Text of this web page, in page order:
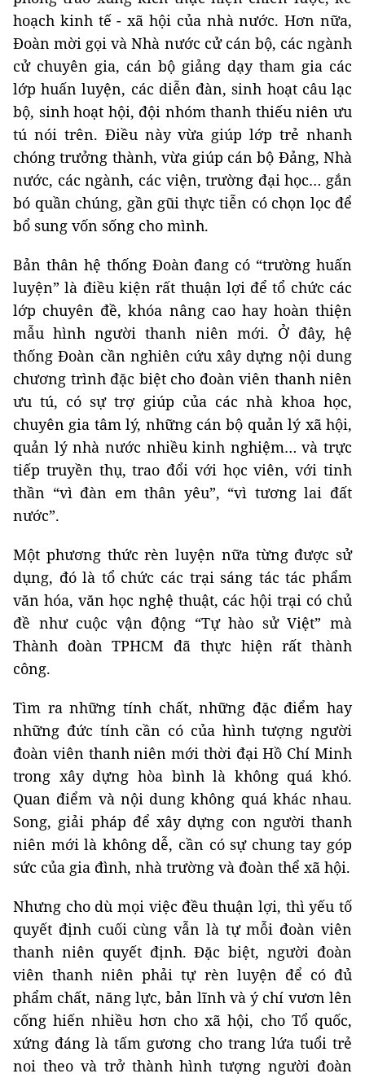
hoạch kinh tế - xã hội của nhà nước. Hơn nữa,
Đoàn mời gọi và Nhà nước cử cán bộ, các ngành
cử chuyên gia, cán bộ giảng dạy tham gia các
lớp huấn luyện, các diễn đàn, sinh hoạt câu lạc
bộ, sinh hoạt hội, đội nhóm thanh thiếu niên ưu
tú nói trên. Điều này vừa giúp lớp trẻ nhanh
chóng trưởng thành, vừa giúp cán bộ Đảng, Nhà
nước, các ngành, các viện, trường đại học… gắn
bó quần chúng, gần gũi thực tiễn có chọn lọc để
bổ sung vốn sống cho mình.
Bản thân hệ thống Đoàn đang có “trường huấn
luyện” là điều kiện rất thuận lợi để tổ chức các
lớp chuyên đề, khóa nâng cao hay hoàn thiện
mẫu hình người thanh niên mới. Ở đây, hệ
thống Đoàn cần nghiên cứu xây dựng nội dung
chương trình đặc biệt cho đoàn viên thanh niên
ưu tú, có sự trợ giúp của các nhà khoa học,
chuyên gia tâm lý, những cán bộ quản lý xã hội,
quản lý nhà nước nhiều kinh nghiệm… và trực
tiếp truyền thụ, trao đổi với học viên, với tinh
thần “vì đàn em thân yêu”, “vì tương lai đất
nước”.
Một phương thức rèn luyện nữa từng được sử
dụng, đó là tổ chức các trại sáng tác tác phẩm
văn hóa, văn học nghệ thuật, các hội trại có chủ
đề như cuộc vận động “Tự hào sử Việt” mà
Thành đoàn TPHCM đã thực hiện rất thành
công.
Tìm ra những tính chất, những đặc điểm hay
những đức tính cần có của hình tượng người
đoàn viên thanh niên mới thời đại Hồ Chí Minh
trong xây dựng hòa bình là không quá khó.
Quan điểm và nội dung không quá khác nhau.
Song, giải pháp để xây dựng con người thanh
niên mới là không dễ, cần có sự chung tay góp
sức của gia đình, nhà trường và đoàn thể xã hội.
Nhưng cho dù mọi việc đều thuận lợi, thì yếu tố
quyết định cuối cùng vẫn là tự mỗi đoàn viên
thanh niên quyết định. Đặc biệt, người đoàn
viên thanh niên phải tự rèn luyện để có đủ
phẩm chất, năng lực, bản lĩnh và ý chí vươn lên
cống hiến nhiều hơn cho xã hội, cho Tổ quốc,
xứng đáng là tấm gương cho trang lứa tuổi trẻ
noi theo và trở thành hình tượng người đoàn